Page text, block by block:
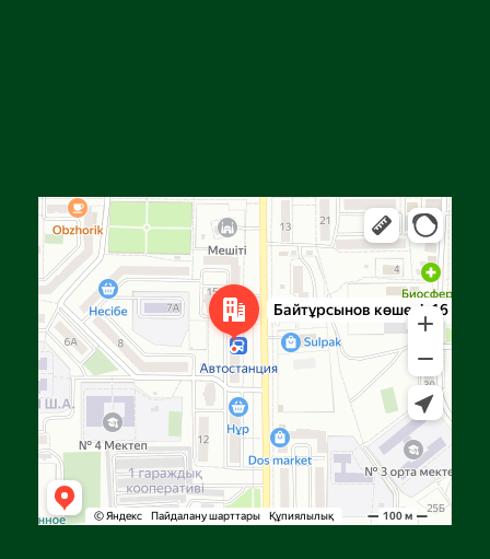
Яндекс Карталар — көлік, навигация, орындарды іздеу